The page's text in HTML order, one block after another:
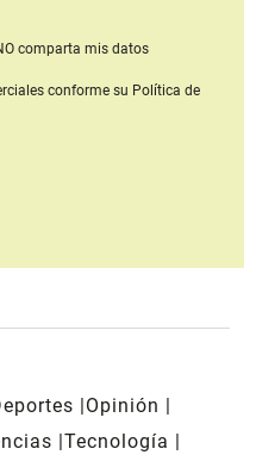
comparta mis datos
conforme su Política de
Opinión
Tecnología